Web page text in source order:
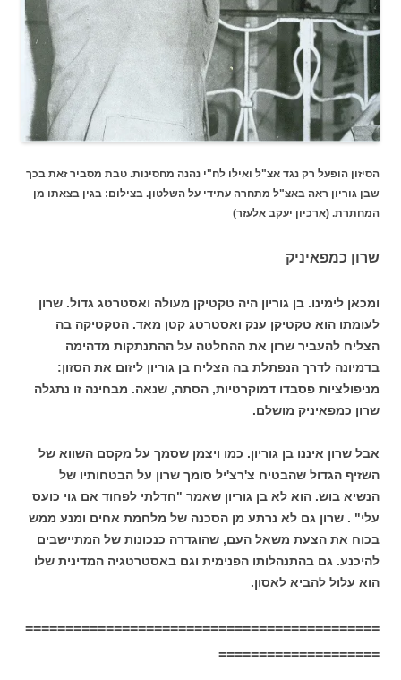
הסיזון הופעל רק נגד אצ"ל ואילו לח"י נהנה מחסינות. טבת מסביר זאת בכך
שבן גוריון ראה באצ"ל מתחרה עתידי על השלטון. בצילום: בגין בצאתו מן
המחתרת. (ארכיון יעקב אלעזר)
שרון כמפאיניק
ומכאן לימינו. בן גוריון היה טקטיקן מעולה ואסטרטג גדול. שרון
לעומתו הוא טקטיקן ענק ואסטרטג קטן מאד. הטקטיקה בה
הצליח להעביר שרון את ההחלטה על ההתנתקות מדהימה
בדמיונה לדרך הנפתלת בה הצליח בן גוריון ליזום את הסזון:
מניפולציות פסבדו דמוקרטיות, הסתה, שנאה. מבחינה זו נתגלה
שרון כמפאיניק מושלם.
אבל שרון איננו בן גוריון. כמו ויצמן שסמך על מקסם השווא של
השזיף הגדול שהבטיח צ'רצ'יל סומך שרון על הבטחותיו של
הנשיא בוש. הוא לא בן גוריון שאמר "חדלתי לפחוד אם גוי כועס
עלי" . שרון גם לא נרתע מן הסכנה של מלחמת אחים ומנע ממש
בכוח את הצעת משאל העם, שהוגדרה כנכונות של המתיישבים
להיכנע. גם בהתנהלותו הפנימית וגם באסטרטגיה המדינית שלו
הוא עלול להביא לאסון.
============================================
====================